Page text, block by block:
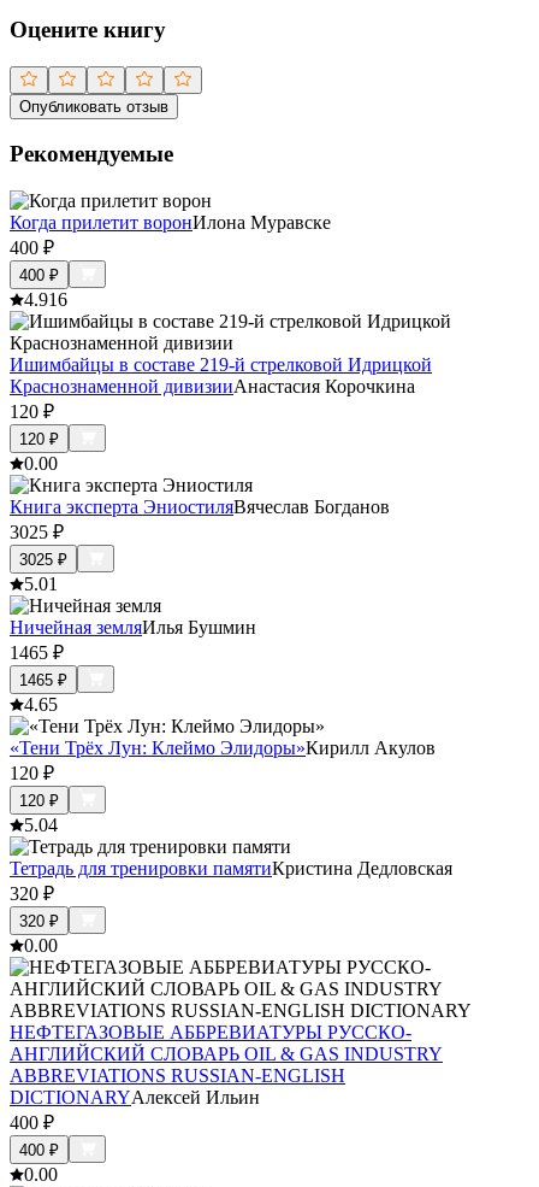
Оцените книгу
Опубликовать отзыв
Рекомендуемые
Когда прилетит воронИлона Муравске
400 ₽
400 ₽
4.916
Ишимбайцы в составе 219-й стрелковой Идрицкой
Краснознаменной дивизииАнастасия Корочкина
120 ₽
120 ₽
0.00
Книга эксперта ЭниостиляВячеслав Богданов
3025 ₽
3025 ₽
5.01
Ничейная земляИлья Бушмин
1465 ₽
1465 ₽
4.65
«Тени Трёх Лун: Клеймо Элидоры»Кирилл Акулов
120 ₽
120 ₽
5.04
Тетрадь для тренировки памятиКристина Дедловская
320 ₽
320 ₽
0.00
НЕФТЕГАЗОВЫЕ АББРЕВИАТУРЫ РУССКО-
АНГЛИЙСКИЙ СЛОВАРЬ OIL & GAS INDUSTRY
ABBREVIATIONS RUSSIAN-ENGLISH
DICTIONARYАлексей Ильин
400 ₽
400 ₽
0.00